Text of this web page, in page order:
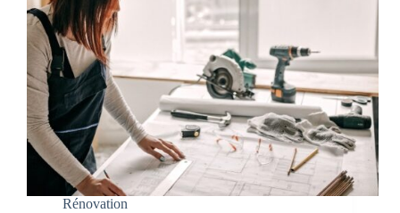
Rénovation